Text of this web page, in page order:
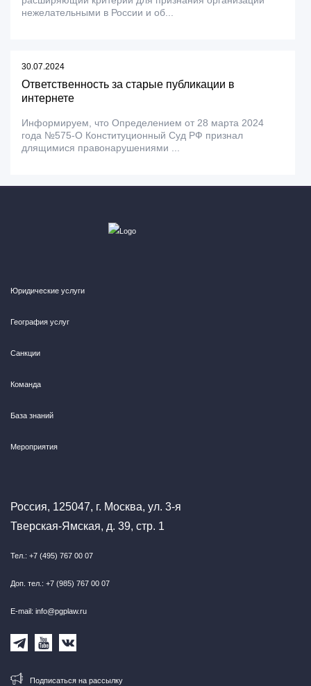
нежелательными в России и об...
30.07.2024
Ответственность за старые публикации в
интернете
Информируем, что Определением от 28 марта 2024
года №575-О Конституционный Суд РФ признал
длящимися правонарушениями ...
Юридические услуги
География услуг
Санкции
Команда
База знаний
Мероприятия
Россия, 125047, г. Москва, ул. 3-я
Тверская-Ямская, д. 39, стр. 1
Тел.: +7 (495) 767 00 07
Доп. тел.: +7 (985) 767 00 07
E-mail: info@pgplaw.ru
Подписаться на рассылку